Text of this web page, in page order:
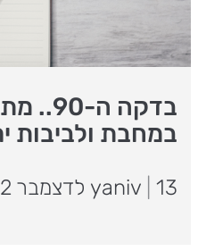
בדקה
במחבת ולביבות
yaniv 13 לדצמבר 2012